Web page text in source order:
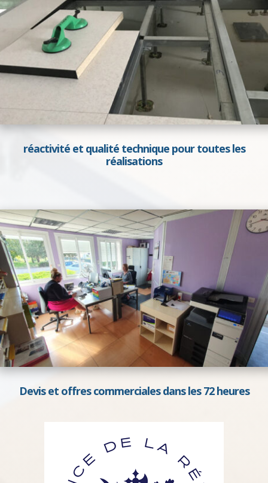
réactivité et qualité technique pour toutes les
réalisations
Devis et offres commerciales dans les 72 heures